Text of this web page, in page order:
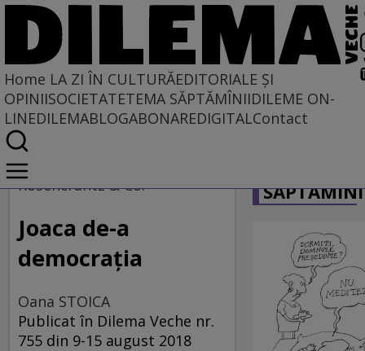
Home LA ZI ÎN CULTURĂEDITORIALE ȘI
OPINIISOCIETATETEMA SĂPTĂMÎNIIDILEME ON-
LINEDILEMABLOGABONAREDIGITALContact
Home
La zi în cultură
Rosencrantz & Co.
Joaca de-a
democraţia
Oana STOICA
Publicat în Dilema Veche nr.
755 din 9-15 august 2018